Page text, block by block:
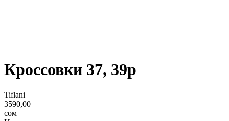
Кроссовки 37, 39р
Tiflani
3590,00
сом